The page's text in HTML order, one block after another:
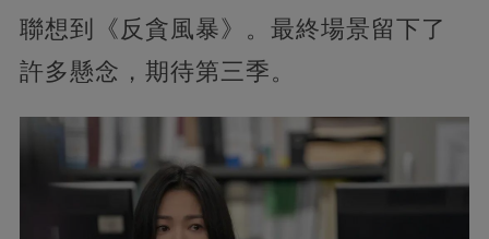
聯想到《反貪風暴》。最終場景留下了
許多懸念，期待第三季。